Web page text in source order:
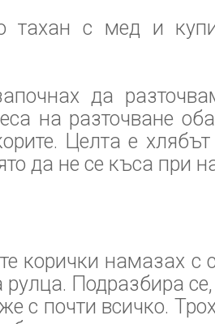
тахан с мед и
да
на разточване
Целта е
да не се къса при
корички намазах с
Подразбира
с почти всичко.